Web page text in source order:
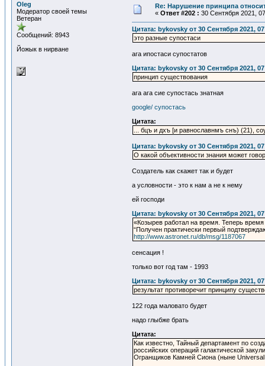
Oleg
Модератор своей темы
Ветеран
Сообщений: 8943
Йожык в нирване
Re: Нарушение принципа
« Ответ #202 : 30 Сентября 2021,
Цитата: bykovsky от 30 Сентября 2021,
это разные супостаси
ага ипостаси супостатов
Цитата: bykovsky от 30 Сентября 2021,
принцип существования
ага ага сие супостась знатная
google/ супостась
Цитата:
... бцъ и дхъ [и равнославнмъ снъ) (21),
Цитата: bykovsky от 30 Сентября 2021,
О какой объективности знания может
Создатель как скажет так и будет
а условности - это к нам а не к нему
ей господи
Цитата: bykovsky от 30 Сентября 2021,
«Козырев работал на время. Теперь
“Получен практически первый
http://www.astronet.ru/db/msg/1187067
сенсация !
только вот год там - 1993
Цитата: bykovsky от 30 Сентября 2021,
результат противоречит принципу
122 года маловато будет
надо глыбже брать
Цитата:
Как известно, Тайный департамент по
российских операций галактической
Огранщиков Камней Сиона (ныне